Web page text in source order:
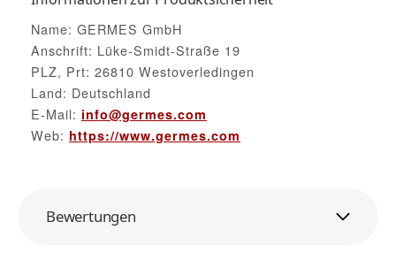
Name: GERMES GmbH
Anschrift: Lüke-Smidt-Straße 19
PLZ, Prt: 26810 Westoverledingen
Land: Deutschland
E-Mail: info@germes.com
Web: https://www.germes.com
Bewertungen